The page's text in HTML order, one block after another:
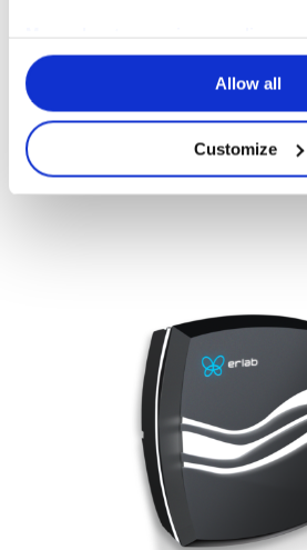
Allow all
Customize
Le capteur de pollution
connecté Erlab